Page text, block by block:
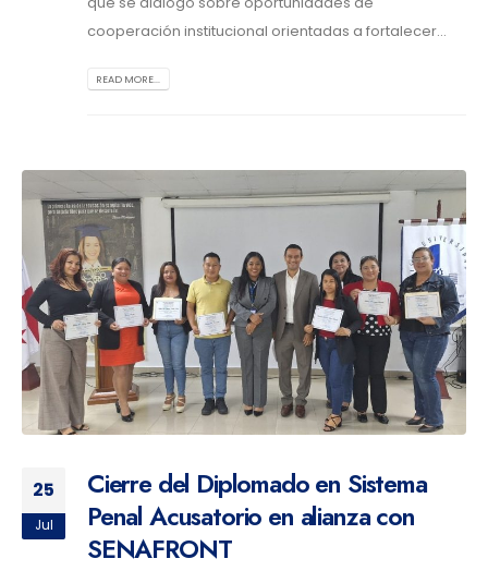
cooperación institucional orientadas a fortalecer...
READ MORE...
25
Jul
Cierre del Diplomado en Sistema
Penal Acusatorio en alianza con
SENAFRONT